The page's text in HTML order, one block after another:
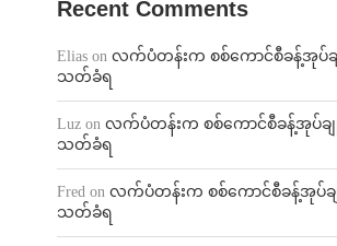
Recent Comments
Elias on လက်ပံတန်းက စစ်ကောင်စီခန့်အုပ်ချု
သတ်ခံရ
Luz on လက်ပံတန်းက စစ်ကောင်စီခန့်အုပ်ချု
သတ်ခံရ
Fred on လက်ပံတန်းက စစ်ကောင်စီခန့်အုပ်ချု
သတ်ခံရ